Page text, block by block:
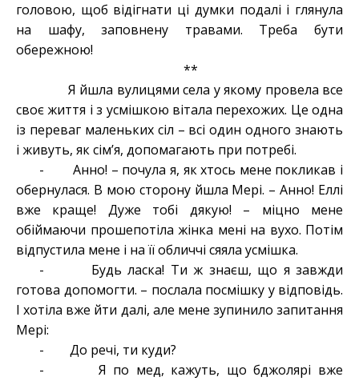
головою, щоб відігнати ці думки подалі і глянула
на шафу, заповнену травами. Треба бути
обережною!
**
Я йшла вулицями села у якому провела все
своє життя і з усмішкою вітала перехожих. Це одна
із переваг маленьких сіл – всі один одного знають
і живуть, як сім’я, допомагають при потребі.
- Анно! – почула я, як хтось мене покликав і
обернулася. В мою сторону йшла Мері. – Анно! Еллі
вже краще! Дуже тобі дякую! – міцно мене
обіймаючи прошепотіла жінка мені на вухо. Потім
відпустила мене і на її обличчі сяяла усмішка.
- Будь ласка! Ти ж знаєш, що я завжди
готова допомогти. – послала посмішку у відповідь.
І хотіла вже йти далі, але мене зупинило запитання
Мері:
- До речі, ти куди?
- Я по мед, кажуть, що бджолярі вже